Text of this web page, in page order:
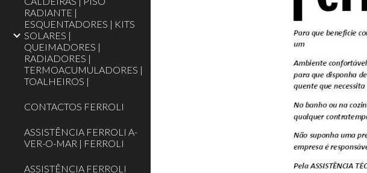
RADIANTE |
ESQUENTADORES | KITS
SOLARES |
QUEIMADORES |
RADIADORES |
TERMOACUMULADORES |
TOALHEIROS |‎
CONTACTOS FERROLI
ASSISTÊNCIA FERROLI A-
VER-O-MAR | FERROLI
ASSISTÊNCIA FERROLI